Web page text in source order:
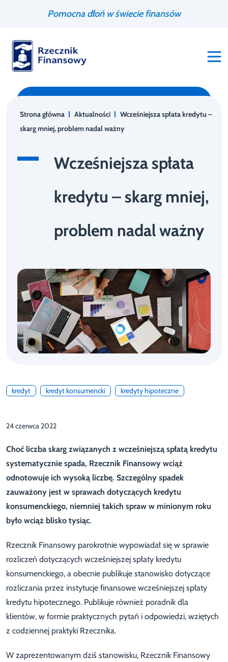
Pomocna dłoń w świecie finansów
Strona główna Aktualności
Wcześniejsza spłata kredytu –
skarg mniej, problem nadal ważny
Wcześniejsza spłata
kredytu – skarg mniej,
problem nadal ważny
kredyt kredyt konsumencki kredyty hipoteczne
24 czerwca 2022
Choć liczba skarg związanych z wcześniejszą spłatą kredytu
systematycznie spada, Rzecznik Finansowy wciąż
odnotowuje ich wysoką liczbę. Szczególny spadek
zauważony jest w sprawach dotyczących kredytu
konsumenckiego, niemniej takich spraw w minionym roku
było wciąż blisko tysiąc.
Rzecznik Finansowy parokrotnie wypowiadał się w sprawie
rozliczeń dotyczących wcześniejszej spłaty kredytu
konsumenckiego, a obecnie publikuje stanowisko dotyczące
rozliczania przez instytucje finansowe wcześniejszej spłaty
kredytu hipotecznego. Publikuje również poradnik dla
klientów, w formie praktycznych pytań i odpowiedzi, wziętych
z codziennej praktyki Rzecznika.
W zaprezentowanym dziś stanowisku, Rzecznik Finansowy